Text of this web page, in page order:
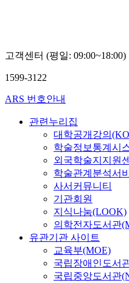
고객센터 (평일: 09:00~18:00)
1599-3122
ARS 번호안내
관련누리집
대학공개강의
학술정보통계시
외국학술지지원
학술관계분석서
사서커뮤니티
기관회원
지식나눔(LOOK)
의학전자도서관
유관기관 사이트
교육부(MOE)
국립장애인도서
국립중앙도서관